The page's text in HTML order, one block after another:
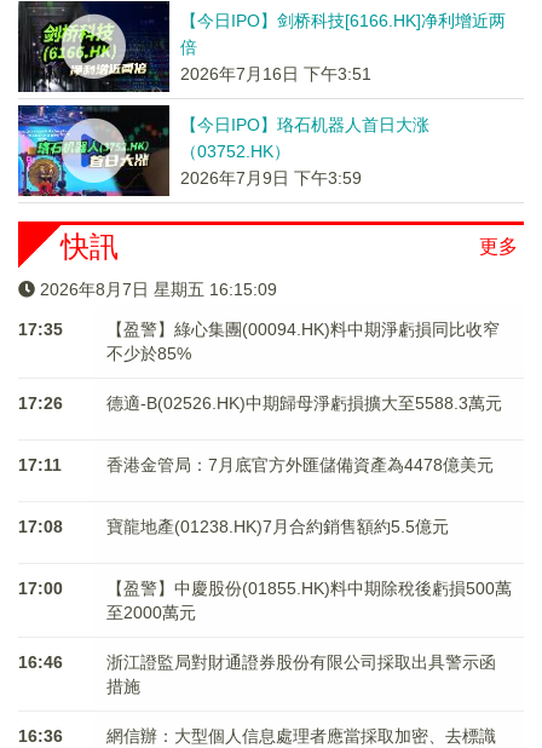
【今日IPO】剑桥科技[6166.HK]净利增近两
倍
2026年7月16日 下午3:51
【今日IPO】珞石机器人首日大涨
（03752.HK）
2026年7月9日 下午3:59
更多
快訊
2026年8月7日 星期五 16:15:09
17:35
【盈警】綠心集團(00094.HK)料中期淨虧損同比收窄
不少於85%
17:26 德適-B(02526.HK)中期歸母淨虧損擴大至5588.3萬元
17:11 香港金管局：7月底官方外匯儲備資產為4478億美元
17:08 寶龍地產(01238.HK)7月合約銷售額約5.5億元
17:00
【盈警】中慶股份(01855.HK)料中期除稅後虧損500萬
至2000萬元
16:46
浙江證監局對財通證券股份有限公司採取出具警示函
措施
16:36
網信辦：大型個人信息處理者應當採取加密、去標識